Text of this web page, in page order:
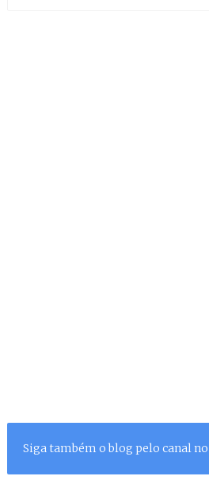
Siga também o blog pelo canal no